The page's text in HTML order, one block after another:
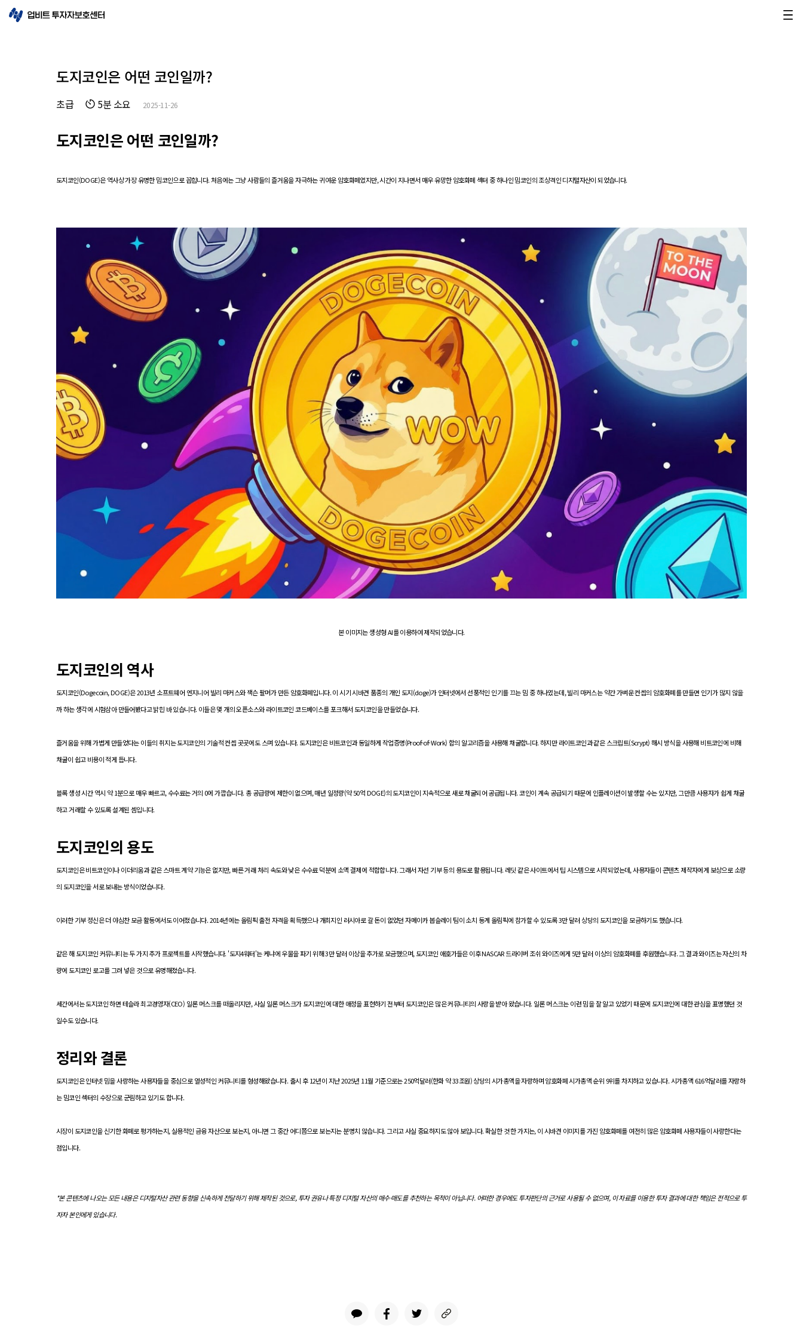
도지코인은 어떤 코인일까?
초급 5분 소요 2025-11-26
도지코인은 어떤 코인일까?
도지코인(DOGE)은 역사상 가장 유명한 밈코인으로 꼽힙니다. 처음에는 그냥 사람들의 즐거움을 자극하는 귀여운 암호화폐였지만, 시간이 지나면서 매우 유망한 암호화폐 섹터 중 하나인 밈코인의 조상격인 디지털자산이 되었습니다.
본 이미지는 생성형 AI를 이용하여 제작되었습니다.
도지코인의 역사
도지코인(Dogecoin, DOGE)은 2013년 소프트웨어 엔지니어 빌리 마커스와 잭슨 팔머가 만든 암호화폐입니다. 이 시기 시바견 품종의 개인 도지(doge)가 인터넷에서 선풍적인 인기를 끄는 밈 중 하나였는데, 빌리 마커스는 약간 가벼운 컨셉의 암호화폐를 만들면 인기가 많지 않을
까 하는 생각에 시험삼아 만들어봤다고 밝힌 바 있습니다. 이들은 몇 개의 오픈소스와 라이트코인 코드베이스를 포크해서 도지코인을 만들었습니다.
즐거움을 위해 가볍게 만들었다는 이들의 취지는 도지코인의 기술적 컨셉 곳곳에도 스며 있습니다. 도지코인은 비트코인과 동일하게 작업증명(Proof-of-Work) 합의 알고리즘을 사용해 채굴합니다. 하지만 라이트코인과 같은 스크립트(Scrypt) 해시 방식을 사용해 비트코인에 비해
채굴이 쉽고 비용이 적게 듭니다.
블록 생성 시간 역시 약 1분으로 매우 빠르고, 수수료는 거의 0에 가깝습니다. 총 공급량에 제한이 없으며, 매년 일정량(약 50억 DOGE)의 도지코인이 지속적으로 새로 채굴되어 공급됩니다. 코인이 계속 공급되기 때문에 인플레이션이 발생할 수는 있지만, 그만큼 사용자가 쉽게 채굴
하고 거래할 수 있도록 설계된 셈입니다.
도지코인의 용도
도지코인은 비트코인이나 이더리움과 같은 스마트 계약 기능은 없지만, 빠른 거래 처리 속도와 낮은 수수료 덕분에 소액 결제에 적합합니다. 그래서 자선 기부 등의 용도로 활용됩니다. 레딧 같은 사이트에서 팁 시스템으로 시작되었는데, 사용자들이 콘텐츠 제작자에게 보상으로 소량
의 도지코인을 서로 보내는 방식이었습니다.
이러한 기부 정신은 더 야심찬 모금 활동에서도 이어졌습니다. 2014년에는 올림픽 출전 자격을 획득했으나 개최지인 러시아로 갈 돈이 없었던 자메이카 봅슬레이 팀이 소치 동계 올림픽에 참가할 수 있도록 3만 달러 상당의 도지코인을 모금하기도 했습니다.
같은 해 도지코인 커뮤니티는 두 가지 추가 프로젝트를 시작했습니다. '도지4워터'는 케냐에 우물을 파기 위해 3만 달러 이상을 추가로 모금했으며, 도지코인 애호가들은 이후 NASCAR 드라이버 조쉬 와이즈에게 5만 달러 이상의 암호화폐를 후원했습니다. 그 결과 와이즈는 자신의 차
량에 도지코인 로고를 그려 넣은 것으로 유명해졌습니다.
세간에서는 도지코인 하면 테슬라 최고경영자(CEO) 일론 머스크를 떠올리지만, 사실 일론 머스크가 도지코인에 대한 애정을 표현하기 전부터 도지코인은 많은 커뮤니티의 사랑을 받아 왔습니다. 일론 머스크는 이런 밈을 잘 알고 있었기 때문에 도지코인에 대한 관심을 표명했던 것
일수도 있습니다.
정리와 결론
도지코인은 인터넷 밈을 사랑하는 사용자들을 중심으로 열성적인 커뮤니티를 형성해왔습니다. 출시 후 12년이 지난 2025년 11월 기준으로는 250억달러(한화 약 33조원) 상당의 시가총액을 자랑하며 암호화폐 시가총액 순위 9위를 차지하고 있습니다. 시가총액 616억달러를 자랑하
는 밈코인 섹터의 수장으로 군림하고 있기도 합니다.
시장이 도지코인을 신기한 화폐로 평가하는지, 실용적인 금융 자산으로 보는지, 아니면 그 중간 어디쯤으로 보는지는 분명치 않습니다. 그리고 사실 중요하지도 않아 보입니다. 확실한 것 한 가지는, 이 시바견 이미지를 가진 암호화폐를 여전히 많은 암호화폐 사용자들이 사랑한다는
점입니다.
*본 콘텐츠에 나오는 모든 내용은 디지털자산 관련 동향을 신속하게 전달하기 위해 제작된 것으로, 투자 권유나 특정 디지털 자산의 매수·매도를 추천하는 목적이 아닙니다. 어떠한 경우에도 투자판단의 근거로 사용될 수 없으며, 이 자료를 이용한 투자 결과에 대한 책임은 전적으로 투
자자 본인에게 있습니다.